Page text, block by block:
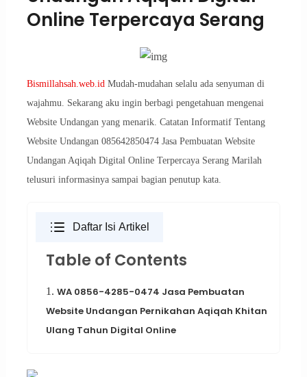
Online Terpercaya Serang
Bismillahsah.web.idMudah-mudahan selalu ada senyuman di
wajahmu. Sekarang aku ingin berbagi pengetahuan mengenai
Website Undangan yang menarik. Catatan Informatif Tentang
Website Undangan 085642850474 Jasa Pembuatan Website
Undangan Aqiqah Digital Online Terpercaya Serang Marilah
telusuri informasinya sampai bagian penutup kata.
Daftar Isi Artikel
Table of Contents
1. WA 0856-4285-0474 Jasa Pembuatan
Website Undangan Pernikahan Aqiqah Khitan
Ulang Tahun Digital Online